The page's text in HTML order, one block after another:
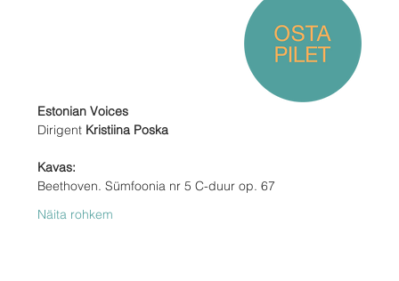
Estonian Voices
Dirigent Kristiina Poska
Kavas:
Beethoven. Sümfoonia nr 5 C-duur op. 67
Näita rohkem